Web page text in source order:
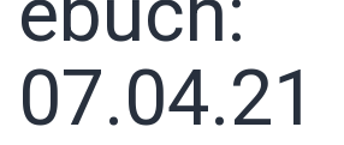
07.04.21